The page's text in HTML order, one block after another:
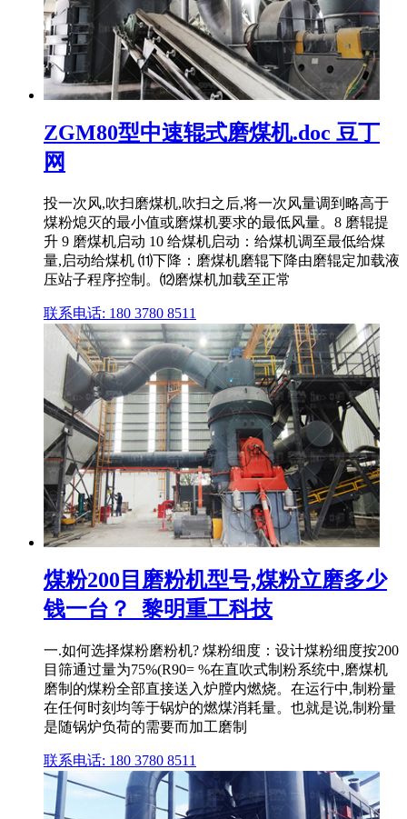
ZGM80型中速辊式磨煤机.doc 豆丁
网
投一次风,吹扫磨煤机,吹扫之后,将一次风量调到略高于
煤粉熄灭的最小值或磨煤机要求的最低风量。8 磨辊提
升 9 磨煤机启动 10 给煤机启动：给煤机调至最低给煤
量,启动给煤机 ⑾下降：磨煤机磨辊下降由磨辊定加载液
压站子程序控制。⑿磨煤机加载至正常
联系电话: 180 3780 8511
煤粉200目磨粉机型号,煤粉立磨多少
钱一台？_黎明重工科技
一.如何选择煤粉磨粉机? 煤粉细度：设计煤粉细度按200
目筛通过量为75%(R90= %在直吹式制粉系统中,磨煤机
磨制的煤粉全部直接送入炉膛内燃烧。在运行中,制粉量
在任何时刻均等于锅炉的燃煤消耗量。也就是说,制粉量
是随锅炉负荷的需要而加工磨制
联系电话: 180 3780 8511